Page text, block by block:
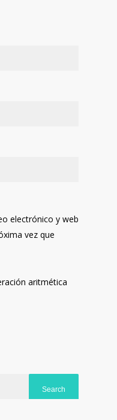
electrónico y web
vez que
aritmética